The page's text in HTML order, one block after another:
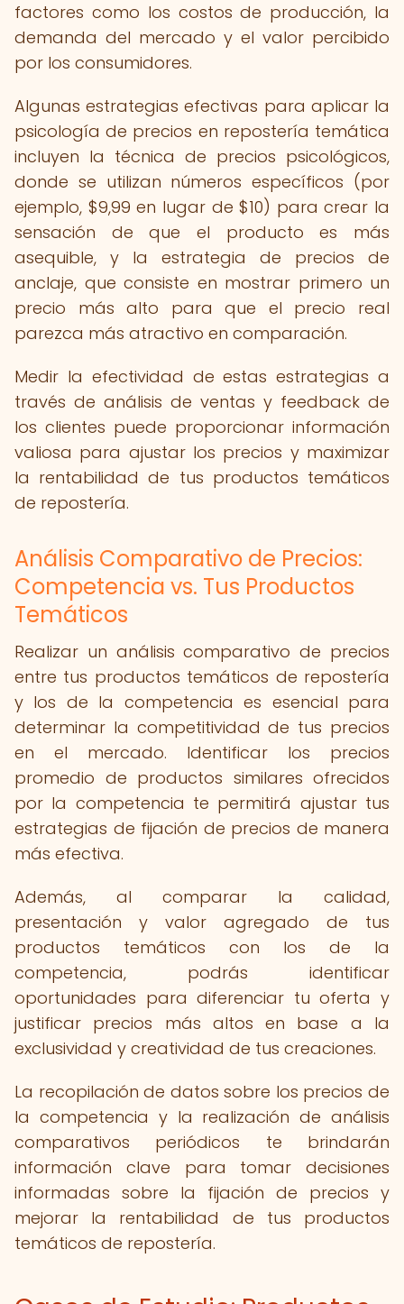
factores como los costos de producción, la
demanda del mercado y el valor percibido
por los consumidores.
Algunas estrategias efectivas para aplicar la
psicología de precios en repostería temática
incluyen la técnica de precios psicológicos,
donde se utilizan números específicos (por
ejemplo, $9,99 en lugar de $10) para crear la
sensación de que el producto es más
asequible, y la estrategia de precios de
anclaje, que consiste en mostrar primero un
precio más alto para que el precio real
parezca más atractivo en comparación.
Medir la efectividad de estas estrategias a
través de análisis de ventas y feedback de
los clientes puede proporcionar información
valiosa para ajustar los precios y maximizar
la rentabilidad de tus productos temáticos
de repostería.
Análisis Comparativo de Precios:
Competencia vs. Tus Productos
Temáticos
Realizar un análisis comparativo de precios
entre tus productos temáticos de repostería
y los de la competencia es esencial para
determinar la competitividad de tus precios
en el mercado. Identificar los precios
promedio de productos similares ofrecidos
por la competencia te permitirá ajustar tus
estrategias de fijación de precios de manera
más efectiva.
Además, al comparar la calidad,
presentación y valor agregado de tus
productos temáticos con los de la
competencia, podrás identificar
oportunidades para diferenciar tu oferta y
justificar precios más altos en base a la
exclusividad y creatividad de tus creaciones.
La recopilación de datos sobre los precios de
la competencia y la realización de análisis
comparativos periódicos te brindarán
información clave para tomar decisiones
informadas sobre la fijación de precios y
mejorar la rentabilidad de tus productos
temáticos de repostería.